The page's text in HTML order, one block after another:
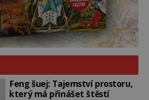
Feng šuej: Tajemství prostoru,
který má přinášet štěstí